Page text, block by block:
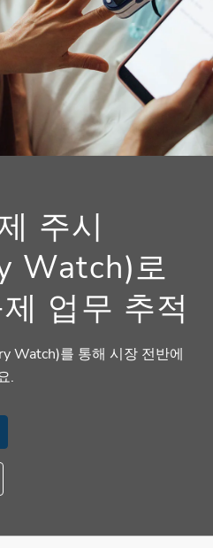
주시
Watch)로
업무 추적
Watch)를 통해 시장 전반에
.